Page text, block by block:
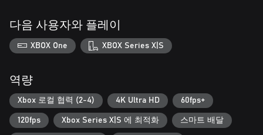
다음 사용자와 플레이
XBOX One XBOX Series X|S
역량
Xbox 로컬 협력 (2-4) 4K Ultra HD 60fps+
120fps Xbox Series X|S 에 최적화 스마트 배달